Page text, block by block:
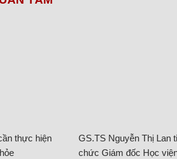
thực hiện
GS.TS Nguyễn Thị Lan
chức Giám đốc Học